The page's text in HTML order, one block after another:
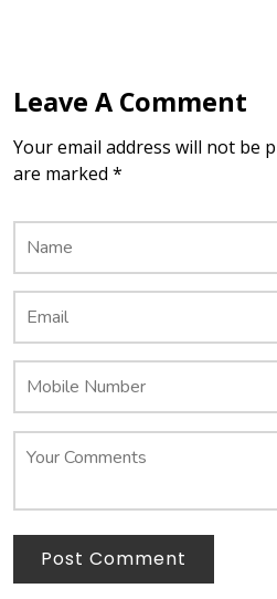
Leave A Comment
Your email address will not be
are marked *
Post Comment